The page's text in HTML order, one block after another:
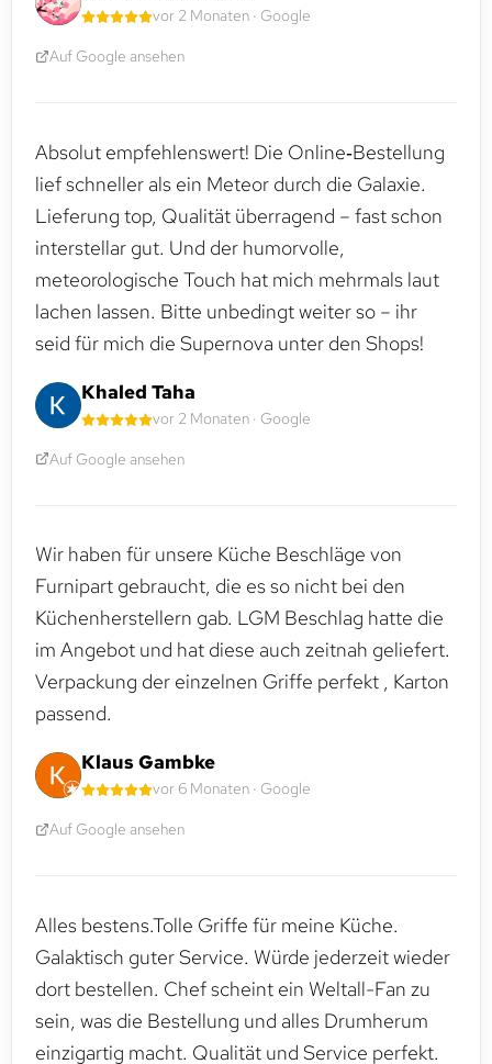
vor 2 Monaten · Google
Auf Google ansehen
Absolut empfehlenswert! Die Online‑Bestellung
lief schneller als ein Meteor durch die Galaxie.
Lieferung top, Qualität überragend – fast schon
interstellar gut. Und der humorvolle,
meteorologische Touch hat mich mehrmals laut
lachen lassen. Bitte unbedingt weiter so – ihr
seid für mich die Supernova unter den Shops!
Khaled Taha
vor 2 Monaten · Google
Auf Google ansehen
Wir haben für unsere Küche Beschläge von
Furnipart gebraucht, die es so nicht bei den
Küchenherstellern gab. LGM Beschlag hatte die
im Angebot und hat diese auch zeitnah geliefert.
Verpackung der einzelnen Griffe perfekt , Karton
passend.
Klaus Gambke
vor 6 Monaten · Google
Auf Google ansehen
Alles bestens.Tolle Griffe für meine Küche.
Galaktisch guter Service. Würde jederzeit wieder
dort bestellen. Chef scheint ein Weltall-Fan zu
sein, was die Bestellung und alles Drumherum
einzigartig macht. Qualität und Service perfekt.